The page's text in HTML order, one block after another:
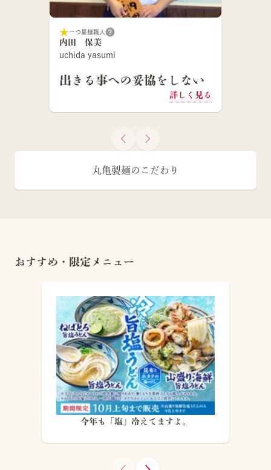
一つ星麺職人
内田 保美
uchida yasumi
出きる事への妥協をしない
詳しく見る
丸亀製麺のこだわり
おすすめ・限定メニュー
今年も「塩」冷えてますよ。